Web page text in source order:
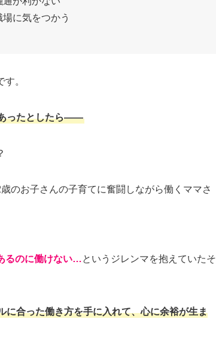
に気をつかう
。
ったとしたら——
のお子さんの子育てに奮闘しながら働くママさ
るのに働けない…というジレンマを抱えていたそ
に合った働き方を手に入れて、心に余裕が生ま